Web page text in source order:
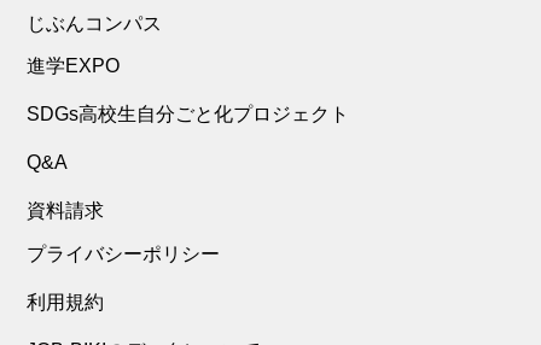
じぶんコンパス
進学EXPO
SDGs高校生自分ごと化プロジェクト
Q&A
資料請求
プライバシーポリシー
利用規約